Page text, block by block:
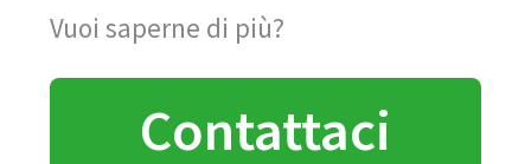
Vuoi saperne di più?
Contattaci